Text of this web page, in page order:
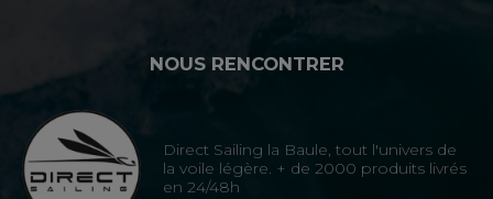
NOUS RENCONTRER
Direct Sailing la Baule, tout l'univers de
la voile légère. + de 2000 produits livrés
en 24/48h